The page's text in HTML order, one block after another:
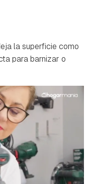
la superficie como
para barnizar o